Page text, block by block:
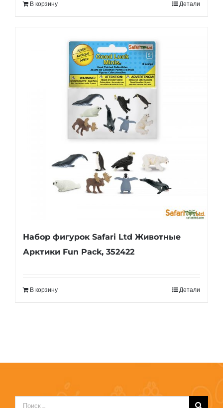
В корзину Детали
Набор фигурок Safari Ltd Животные
Арктики Fun Pack, 352422
В корзину Детали
Результат